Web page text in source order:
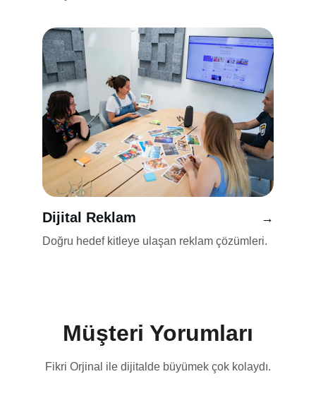
Dijital Reklam
Doğru hedef kitleye ulaşan reklam çözümleri.
→
Müşteri Yorumları
Fikri Orjinal ile dijitalde büyümek çok kolaydı.